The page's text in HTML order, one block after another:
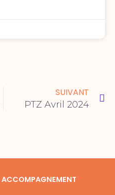
SUIVANT
PTZ Avril 2024
ACCOMPAGNEMENT